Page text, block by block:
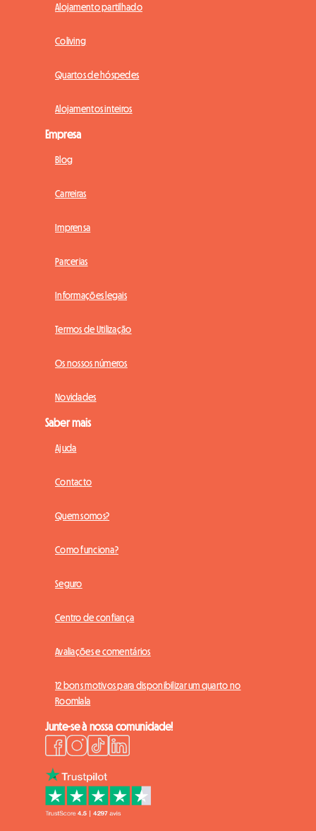
Alojamento partilhado
Coliving
Quartos de hóspedes
Alojamentos inteiros
Empresa
Blog
Carreiras
Imprensa
Parcerias
Informações legais
Termos de Utilização
Os nossos números
Novidades
Saber mais
Ajuda
Contacto
Quem somos?
Como funciona?
Seguro
Centro de confiança
Avaliações e comentários
12 bons motivos para disponibilizar um quarto no
Roomlala
Junte-se à nossa comunidade!